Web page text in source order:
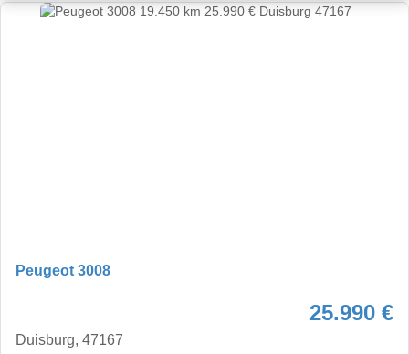
Peugeot 3008
25.990 €
Duisburg, 47167